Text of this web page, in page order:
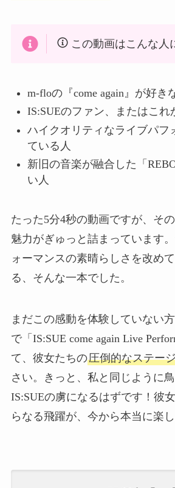
この動画はこんな人
m-floの『come again』が好き
IS:SUEのファン、またはこれ
ハイクオリティなライブパフ
ている人
新旧の音楽が融合した「
い人
たった5分4秒の動画ですが、そ
魅力がぎゅっと詰まっています
ォーマンスの素晴らしさを改め
る、そんな一本でした。
まだこの感動を体験していない
で「IS:SUE come again Live
て、彼女たちの圧倒的なステー
さい。きっと、私と同じように鳥
IS:SUEの虜になるはずです！彼
らなる飛躍が、今から本当に楽し